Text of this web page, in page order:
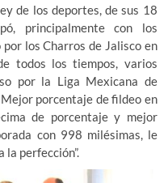
de los deportes, de sus 18
principalmente con los
los Charros de Jalisco en
todos los tiempos, varios
por la Liga Mexicana de
porcentaje de fildeo en
de porcentaje y mejor
con 998 milésimas, le
perfección”.